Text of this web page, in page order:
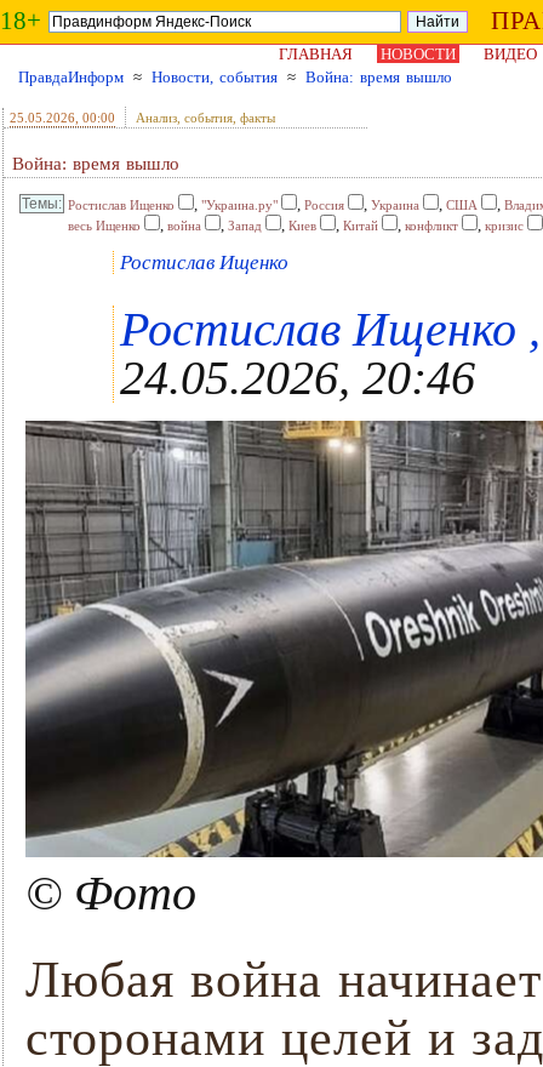
18+
ГЛАВНАЯ НОВОСТИ
ВИДЕО
ПравдаИнформ ≈ Новости, события ≈ Война: время вышло
25.05.2026 , 00:00 Анализ, события, факты
Война: время вышло
Ростислав Ищенко , "Украина.ру" , Россия , Украина , США ,
весь Ищенко
, война , Запад , Киев , Китай , конфликт , кризис
Ростислав Ищенко
Ростислав Ищенко
24.05.2026, 20:46
© Фото
Любая война
сторонами целей и